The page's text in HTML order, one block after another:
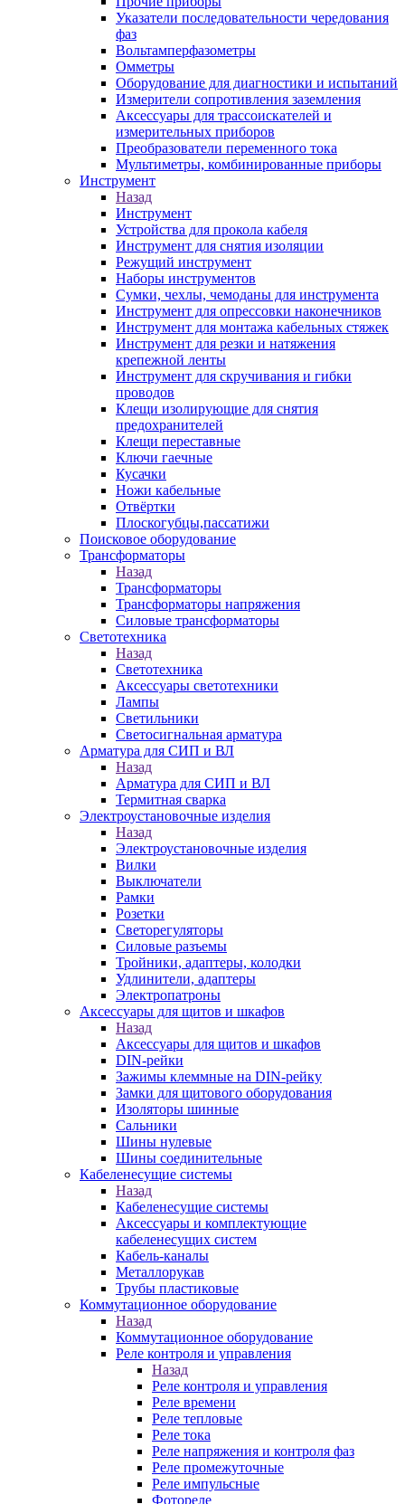
Указатели последовательности чередования
фаз
Вольтамперфазометры
Омметры
Оборудование для диагностики и испытаний
Измерители сопротивления заземления
Аксессуары для трассоискателей и
измерительных приборов
Преобразователи переменного тока
Мультиметры, комбинированные приборы
Инструмент
Назад
Инструмент
Устройства для прокола кабеля
Инструмент для снятия изоляции
Режущий инструмент
Наборы инструментов
Сумки, чехлы, чемоданы для инструмента
Инструмент для опрессовки наконечников
Инструмент для монтажа кабельных стяжек
Инструмент для резки и натяжения
крепежной ленты
Инструмент для скручивания и гибки
проводов
Клещи изолирующие для снятия
предохранителей
Клещи переставные
Ключи гаечные
Кусачки
Ножи кабельные
Отвёртки
Плоскогубцы,пассатижи
Поисковое оборудование
Трансформаторы
Назад
Трансформаторы
Трансформаторы напряжения
Силовые трансформаторы
Светотехника
Назад
Светотехника
Аксессуары светотехники
Лампы
Светильники
Светосигнальная арматура
Арматура для СИП и ВЛ
Назад
Арматура для СИП и ВЛ
Термитная сварка
Электроустановочные изделия
Назад
Электроустановочные изделия
Вилки
Выключатели
Рамки
Розетки
Светорегуляторы
Силовые разъемы
Тройники, адаптеры, колодки
Удлинители, адаптеры
Электропатроны
Аксессуары для щитов и шкафов
Назад
Аксессуары для щитов и шкафов
DIN-рейки
Зажимы клеммные на DIN-рейку
Замки для щитового оборудования
Изоляторы шинные
Сальники
Шины нулевые
Шины соединительные
Кабеленесущие системы
Назад
Кабеленесущие системы
Аксессуары и комплектующие
кабеленесущих систем
Кабель-каналы
Металлорукав
Трубы пластиковые
Коммутационное оборудование
Назад
Коммутационное оборудование
Реле контроля и управления
Назад
Реле контроля и управления
Реле времени
Реле тепловые
Реле тока
Реле напряжения и контроля фаз
Реле промежуточные
Реле импульсные
Фотореле